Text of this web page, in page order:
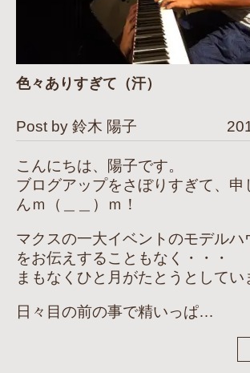
色々ありすぎて（汗）
Post by 鈴木 陽子
こんにちは、陽子です。
ブログアップをさぼりすぎて、申
んｍ（＿＿）ｍ！
マクスの一大イベントのモデルハ
をお伝えすることもなく・・・
まもなくひと月がたとうとしてい
日々目の前の事で精いっぱ…